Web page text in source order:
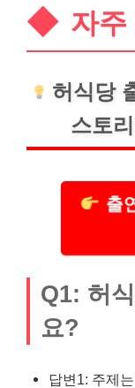
자주
허식당
스토
출연
Q1: 허
요?
답변1: 주제